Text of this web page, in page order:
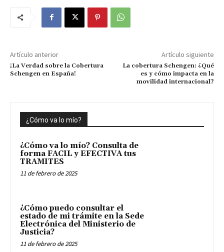
Artículo anterior
¡La Verdad sobre la Cobertura
Schengen en España!
Artículo siguiente
La cobertura Schengen: ¿Qué
es y cómo impacta en la
movilidad internacional?
¿Cómo va lo mío?
¿Cómo va lo mío? Consulta de
forma FACIL y EFECTIVA tus
TRAMITES
11 de febrero de 2025
¿Cómo puedo consultar el
estado de mi trámite en la Sede
Electrónica del Ministerio de
Justicia?
11 de febrero de 2025